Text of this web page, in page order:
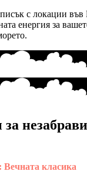
с локации във
енергия за
класика